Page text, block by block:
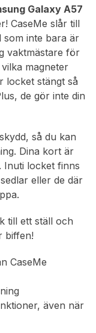
Galaxy A57
CaseMe slår till
som inte bara är
vaktmästare för
magneter
locket stängt så
de gör inte din
så du kan
Dina kort är
Inuti locket finns
eller de där
till ett ställ och
biffen!
CaseMe
även när